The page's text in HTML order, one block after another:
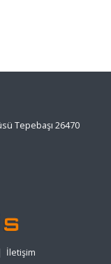
Tepebaşı 26470
İletişim